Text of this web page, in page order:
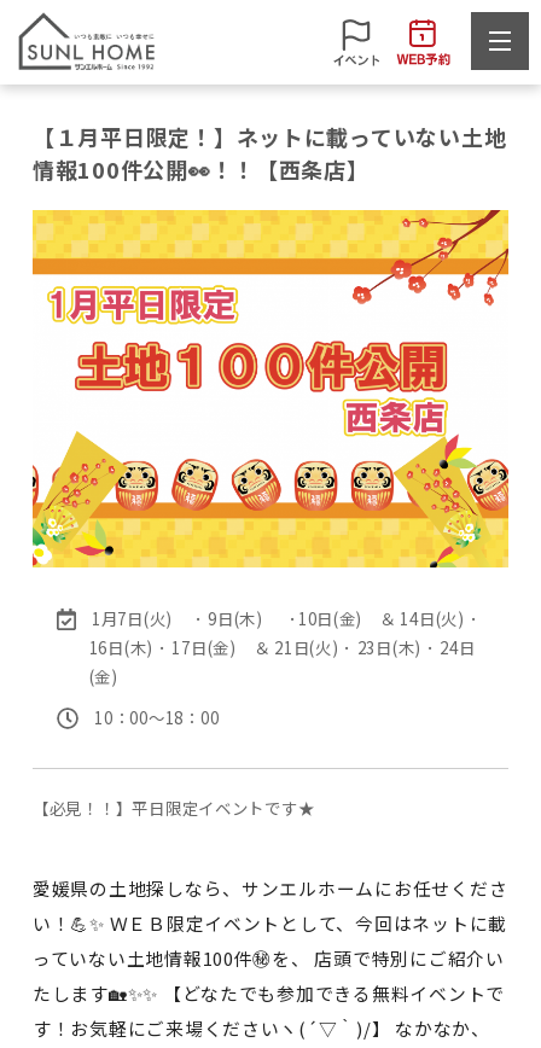
【１月平日限定！】ネットに載っていない土地
情報100件公開👀！！【西条店】
1月7日(火) ･ 9日(木) ･10日(金) ＆ 14日(火) ･
16日(木) ･ 17日(金) ＆ 21日(火) ･ 23日(木) ･ 24日
(金)
10：00〜18：00
【必見！！】平日限定イベントです★
愛媛県の土地探しなら、サンエルホームにお任せくださ
い！💪✨ ＷＥＢ限定イベントとして、今回はネットに載
っていない土地情報100件㊙を、 店頭で特別にご紹介い
たします🏡✨✨ 【どなたでも参加できる無料イベントで
す！お気軽にご来場くださいヽ(´▽｀)/】 なかなか、